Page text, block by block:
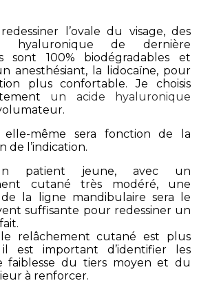
l’ovale du visage, des
hyaluronique de dernière
sont 100% biodégradables et
anesthésiant, la lidocaïne, pour
plus confortable. Je choisis
un acide hyaluronique
elle-même sera fonction de la
de l’indication.
patient jeune, avec un
cutané très modéré, une
la ligne mandibulaire sera le
suffisante pour redessiner un
relâchement cutané est plus
il est important d’identifier les
faiblesse du tiers moyen et du
à renforcer.